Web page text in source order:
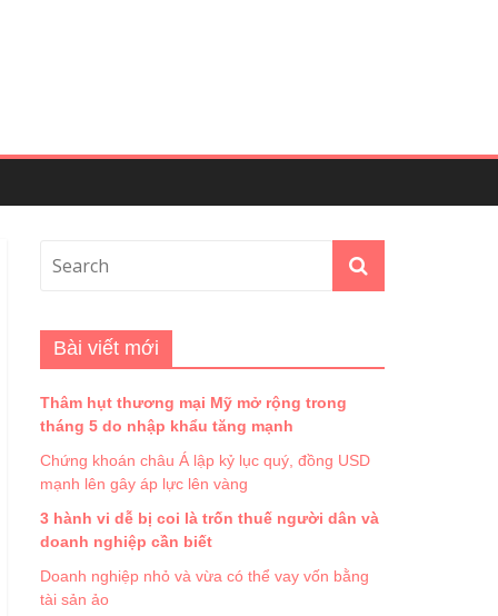
Bài viết mới
Thâm hụt thương mại Mỹ mở rộng trong
tháng 5 do nhập khẩu tăng mạnh
Chứng khoán châu Á lập kỷ lục quý, đồng USD
mạnh lên gây áp lực lên vàng
3 hành vi dễ bị coi là trốn thuế người dân và
doanh nghiệp cần biết
Doanh nghiệp nhỏ và vừa có thể vay vốn bằng
tài sản ảo